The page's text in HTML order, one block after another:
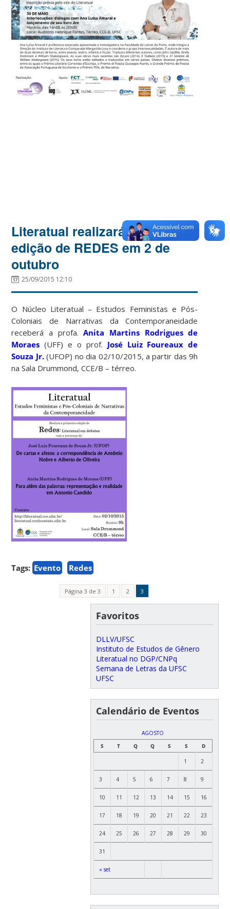
Literatual realizará primeira
edição de REDES em 2 de
outubro
25/09/2015 12:10
O Núcleo Literatual – Estudos Feministas e Pós-
Coloniais de Narrativas da Contemporaneidade
receberá a profa.Anita Martins Rodrigues de
Moraes (UFF) e o prof. José Luiz Foureaux de
Souza Jr.(UFOP) no dia 02/10/2015, a partir das 9h
na Sala Drummond, CCE/B – térreo.
Tags: Evento Redes
Página 3 de 3 1 2 3
Favoritos
DLLV/UFSC
Instituto de Estudos de Gênero
Literatual no DGP/CNPq
Semana de Letras da UFSC
UFSC
Calendário de Eventos
AGOSTO
S
T Q Q S S D
« set
1 2
3 4 5 6 7 8 9
10 11 12 13 14 15 16
17 18 19 20 21 22 23
24 25 26 27 28 29 30
31